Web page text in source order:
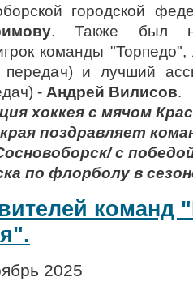
городской
. Также был
команды
и лучший
- Андрей Вилисов.
хоккея с мячом
края поздравляет
с
по флорболу в
команд
2025